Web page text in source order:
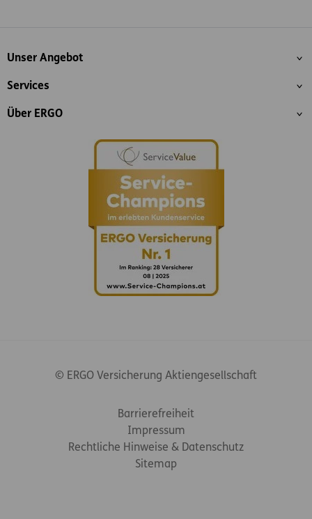
Inhaltsübersicht
Unser Angebot
Services
Über ERGO
© ERGO Versicherung Aktiengesellschaft
Barrierefreiheit
Impressum
Rechtliche Hinweise & Datenschutz
Sitemap